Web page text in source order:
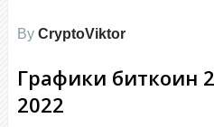
By CryptoViktor
Графики биткоин
2022